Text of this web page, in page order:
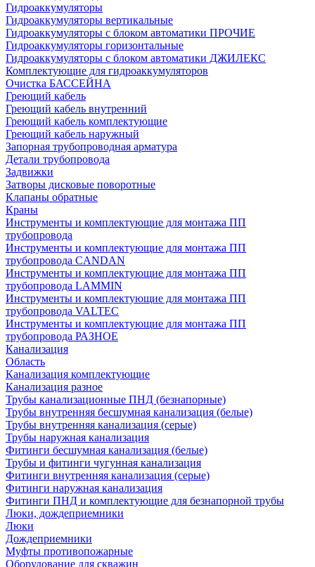
Гидроаккумуляторы
Гидроаккумуляторы вертикальные
Гидроаккумуляторы с блоком автоматики ПРОЧИЕ
Гидроаккумуляторы горизонтальные
Гидроаккумуляторы с блоком автоматики ДЖИЛЕКС
Комплектующие для гидроаккумуляторов
Очистка БАССЕЙНА
Греющий кабель
Греющий кабель внутренний
Греющий кабель комплектующие
Греющий кабель наружный
Запорная трубопроводная арматура
Детали трубопровода
Задвижки
Затворы дисковые поворотные
Клапаны обратные
Краны
Инструменты и комплектующие для монтажа ПП
трубопровода
Инструменты и комплектующие для монтажа ПП
трубопровода CANDAN
Инструменты и комплектующие для монтажа ПП
трубопровода LAMMIN
Инструменты и комплектующие для монтажа ПП
трубопровода VALTEC
Инструменты и комплектующие для монтажа ПП
трубопровода РАЗНОЕ
Канализация
Область
Канализация комплектующие
Канализация разное
Трубы канализационные ПНД (безнапорные)
Трубы внутренняя бесшумная канализация (белые)
Трубы внутренняя канализация (серые)
Трубы наружная канализация
Фитинги бесшумная канализация (белые)
Трубы и фитинги чугунная канализация
Фитинги внутренняя канализация (серые)
Фитинги наружная канализация
Фитинги ПНД и комплектующие для безнапорной трубы
Люки, дождеприемники
Люки
Дождеприемники
Муфты противопожарные
Оборудование для скважин